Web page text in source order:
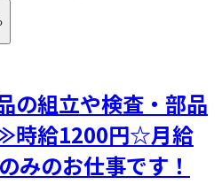
の組立や検査・部品
時給1200円☆月給
みのお仕事です！